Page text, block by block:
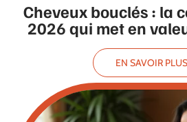
Cheveux bouclés : la
2026 qui met en
EN SAVOIR PLUS